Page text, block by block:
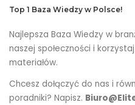
Top 1 Baza Wiedzy w Polsce!
Najlepsza Baza Wiedzy w
naszej społeczności i
materiałów.
Chcesz dołączyć do nas i
poradniki? Napisz.